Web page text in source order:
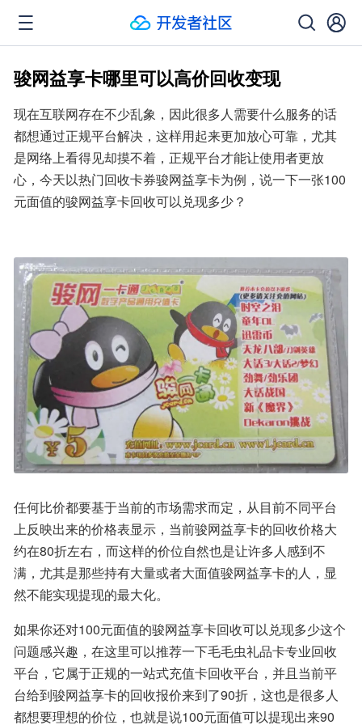
骏网益享卡哪里可以高价回收变现
现在互联网存在不少乱象，因此很多人需要什么服务的话
都想通过正规平台解决，这样用起来更加放心可靠，尤其
是网络上看得见却摸不着，正规平台才能让使用者更放
心，今天以热门回收卡券骏网益享卡为例，说一下一张100
元面值的骏网益享卡回收可以兑现多少？
任何比价都要基于当前的市场需求而定，从目前不同平台
上反映出来的价格表显示，当前骏网益享卡的回收价格大
约在80折左右，而这样的价位自然也是让许多人感到不
满，尤其是那些持有大量或者大面值骏网益享卡的人，显
然不能实现提现的最大化。
如果你还对100元面值的骏网益享卡回收可以兑现多少这个
问题感兴趣，在这里可以推荐一下毛毛虫礼品卡专业回收
平台，它属于正规的一站式充值卡回收平台，并且当前平
台给到骏网益享卡的回收报价来到了90折，这也是很多人
都想要理想的价位，也就是说100元面值可以提现出来90